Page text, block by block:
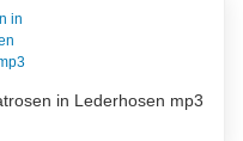
in Lederhosen mp3